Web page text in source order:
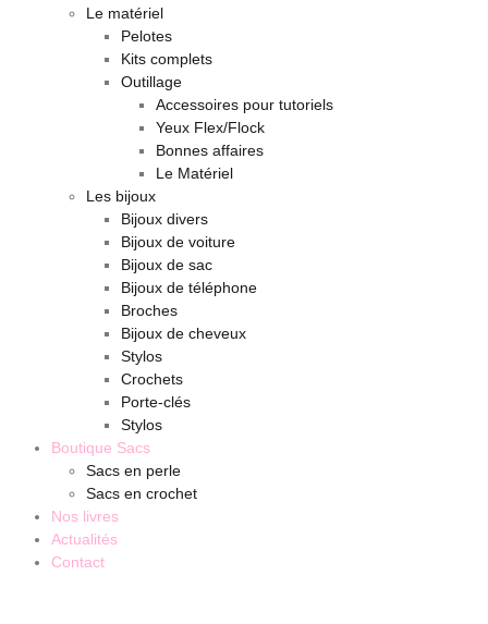
Le matériel
Pelotes
Kits complets
Outillage
Accessoires pour tutoriels
Yeux Flex/Flock
Bonnes affaires
Le Matériel
Les bijoux
Bijoux divers
Bijoux de voiture
Bijoux de sac
Bijoux de téléphone
Broches
Bijoux de cheveux
Stylos
Crochets
Porte-clés
Stylos
Boutique Sacs
Sacs en perle
Sacs en crochet
Nos livres
Actualités
Contact